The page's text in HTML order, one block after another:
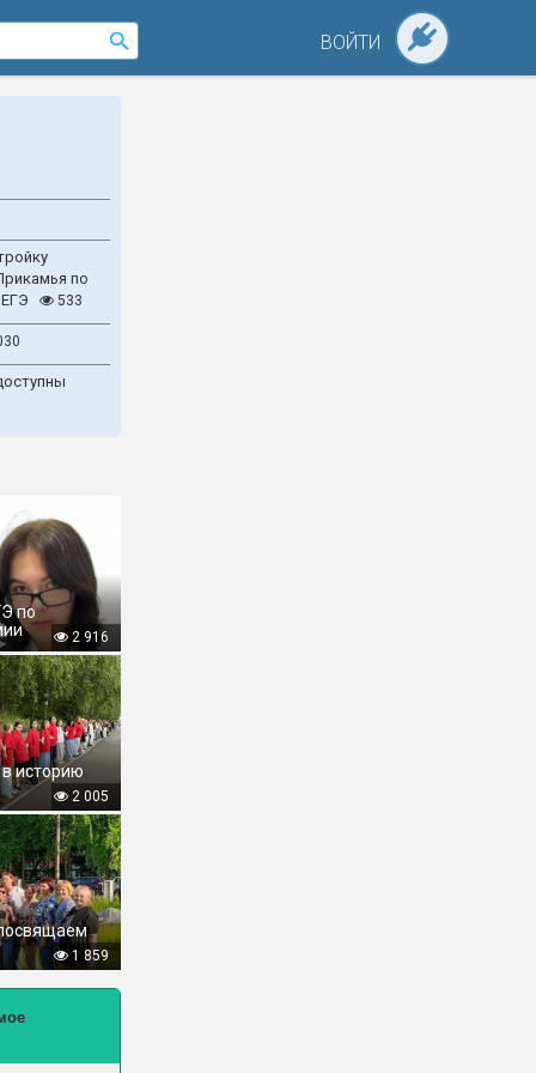
ВОЙТИ
по
533
по
2 916
историю
2 005
1 859